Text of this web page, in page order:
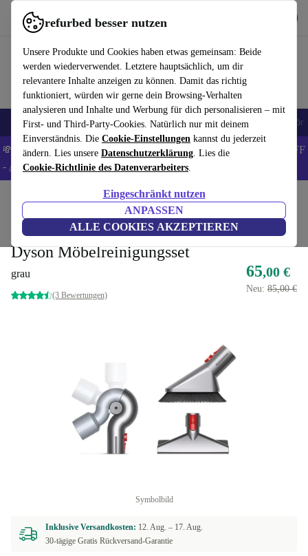
refurbed besser nutzen
Unsere Produkte und Cookies haben etwas gemeinsam: Beide
werden wiederverwendet. Letztere hauptsächlich, um dir
relevantere Inhalte anzeigen zu können. Damit das richtig
funktioniert, würden wir gerne dein Browsing-Verhalten
analysieren und Inhalte und Werbung für dich personalisieren – mit
First- und Third-Party-Cookies. Natürlich nur mit deinem
Einverständnis. Die Cookie-Einstellungen kannst du jederzeit
ändern. Lies unsere Datenschutzerklärung. Lies die
Cookie-Richtlinie des Datenverarbeiters.
Eingeschränkt nutzen
ANPASSEN
ALLE COOKIES AKZEPTIEREN
refurbed schnell und einfach nutzen
🎒 Back to school Handys Laptops Tablets Smartwatches Zubehör
💸Spare 5% EXTRA auf MacBooks und iPads – Code: BACK5OFF
- AGB
Haushalt Zubehör für Haushaltsgeräte
Direkt vom Hersteller
Dyson Möbelreinigungsset
grau
(3 Bewertungen)
65,00 €
Neu: 85,00 €
Symbolbild
Inklusive Versandkosten: 12. Aug. – 17. Aug.
30-tägige Gratis Rückversand-Garantie